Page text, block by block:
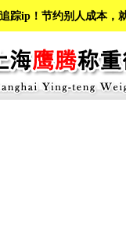
踪ip！节约别人成本，